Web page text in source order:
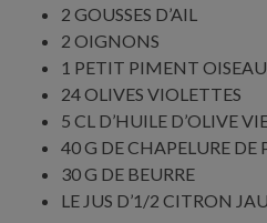
2 GOUSSES D’AIL
2 OIGNONS
1 PETIT PIMENT OISEAU
24 OLIVES VIOLETTES
5 CL D’HUILE D’OLIVE
40 G DE CHAPELURE
30 G DE BEURRE
LE JUS D’1/2 CITRON